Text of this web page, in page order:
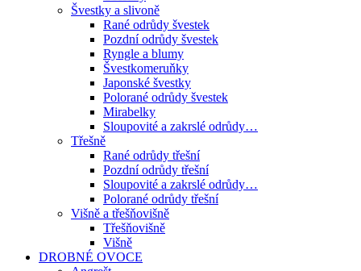
Švestky a slivoně
Rané odrůdy švestek
Pozdní odrůdy švestek
Ryngle a blumy
Švestkomeruňky
Japonské švestky
Polorané odrůdy švestek
Mirabelky
Sloupovité a zakrslé odrůdy…
Třešně
Rané odrůdy třešní
Pozdní odrůdy třešní
Sloupovité a zakrslé odrůdy…
Polorané odrůdy třešní
Višně a třešňovišně
Třešňovišně
Višně
DROBNÉ OVOCE